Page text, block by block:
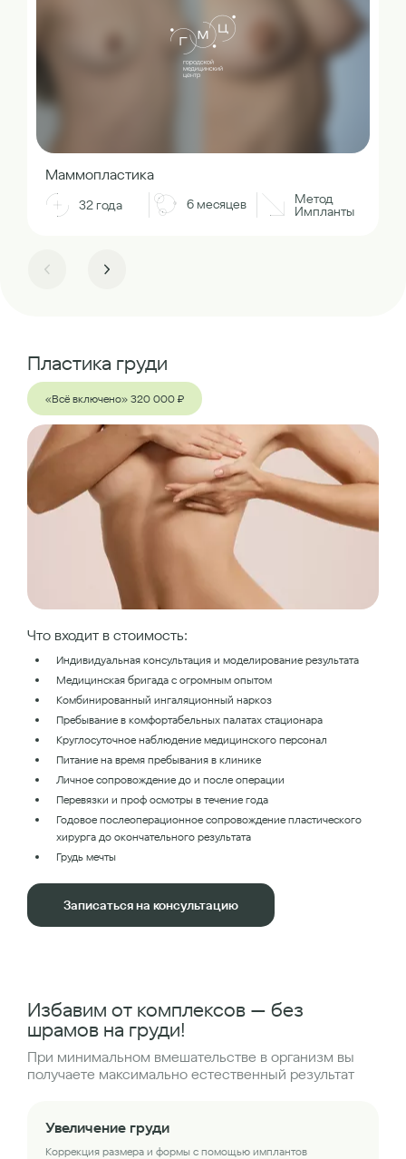
Маммопластика
32 года 6 месяцев Метод
Импланты
Пластика груди
«Всё включено» 320 000 ₽
Что входит в стоимость:
Индивидуальная консультация и моделирование результата
Медицинская бригада с огромным опытом
Комбинированный ингаляционный наркоз
Пребывание в комфортабельных палатах стационара
Круглосуточное наблюдение медицинского персонал
Питание на время пребывания в клинике
Личное сопровождение до и после операции
Перевязки и проф осмотры в течение года
Годовое послеоперационное сопровождение пластического
хирурга до окончательного результата
Грудь мечты
Записаться на консультацию
Избавим от комплексов — без
шрамов на груди!
При минимальном вмешательстве в организм вы
получаете максимально естественный результат
Увеличение груди
Коррекция размера и формы с помощью имплантов